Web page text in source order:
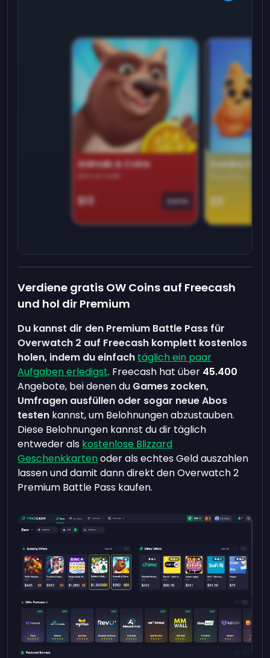
Animals & Coins
$13 Game
Domino
$9
Verdiene gratis OW Coins auf Freecash
und hol dir Premium
Du kannst dir den Premium Battle Pass für
Overwatch 2 auf Freecash komplett kostenlos
holen, indem du einfach täglich ein paar
Aufgaben erledigst. Freecash hat über 45.400
Angebote, bei denen du Games zocken,
Umfragen ausfüllen oder sogar neue Abos
testen kannst, um Belohnungen abzustauben.
Diese Belohnungen kannst du dir täglich
entweder als kostenlose Blizzard
Geschenkkartenoder als echtes Geld auszahlen
lassen und damit dann direkt den Overwatch 2
Premium Battle Pass kaufen.